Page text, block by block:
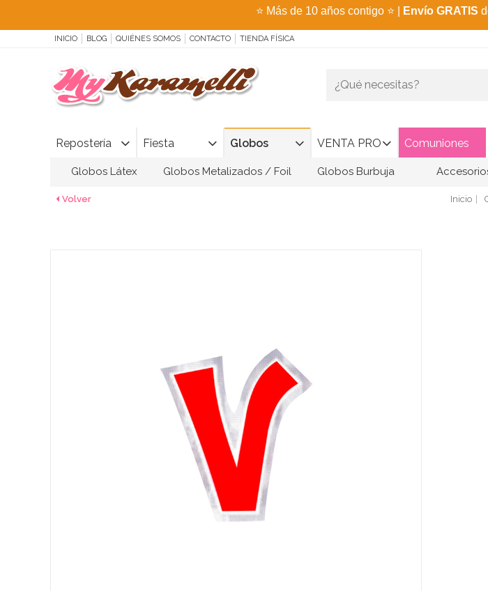
⭐ Más de 10 años contigo ⭐ Envío GRATIS
INICIO BLOG QUIÉNES SOMOS CONTACTO TIENDA FÍSICA
Repostería Fiesta Globos VENTA PRO Comuniones
Globos Látex Globos Metalizados / Foil Globos Burbuja
Volver Inicio